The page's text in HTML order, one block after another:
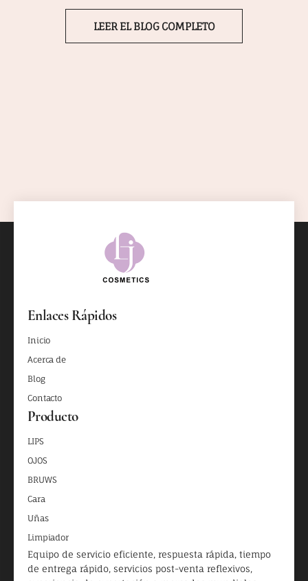
LEER EL BLOG COMPLETO
Enlaces Rápidos
Inicio
Acerca de
Blog
Contacto
Producto
LIPS
OJOS
BRUWS
Cara
Uñas
Limpiador
Equipo de servicio eficiente, respuesta rápida, tiempo
de entrega rápido, servicios post-venta reflexivos,